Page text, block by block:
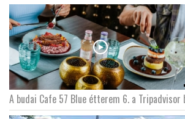
A budai Cafe 57 Blue étterem 6. a